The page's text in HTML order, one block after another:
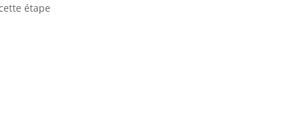
étape